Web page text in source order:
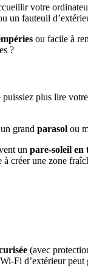
votre
un fauteuil
ou facile à
?
plus lire
grand parasol ou
un pare-soleil en
à créer une zone
(avec
Fi d’extérieur